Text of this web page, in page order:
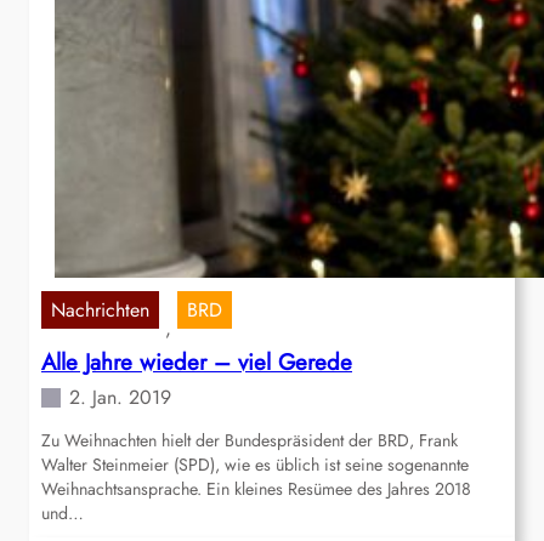
Nachrichten
,
BRD
Alle Jahre wieder – viel Gerede
2. Jan. 2019
Zu Weihnachten hielt der Bundespräsident der BRD, Frank
Walter Steinmeier (SPD), wie es üblich ist seine sogenannte
Weihnachtsansprache. Ein kleines Resümee des Jahres 2018
und…